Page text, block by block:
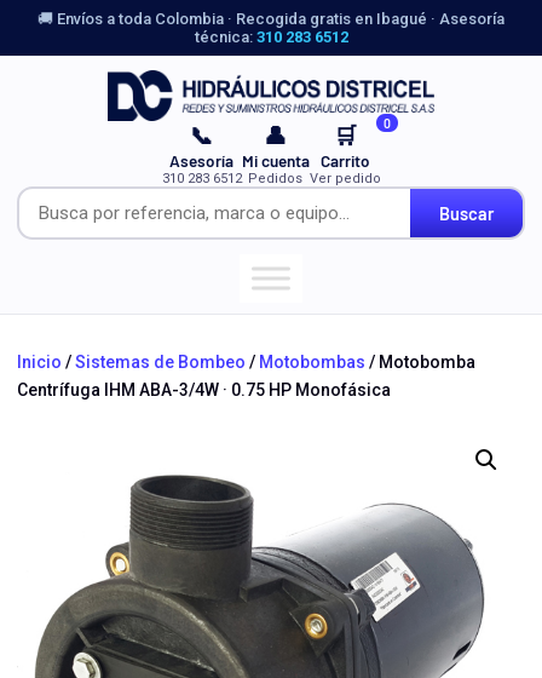
🚚 Envíos a toda Colombia · Recogida gratis en Ibagué · Asesoría
técnica: 310 283 6512
Buscar
📞
Asesoría
310 283 6512
👤
Mi cuenta
Pedidos
🛒 0
Carrito
Ver pedido
Inicio /Sistemas de Bombeo / Motobombas / Motobomba
Centrífuga IHM ABA-3/4W · 0.75 HP Monofásica